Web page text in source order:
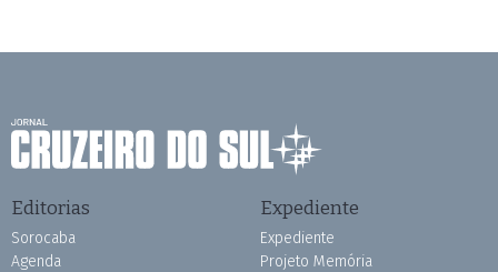
Editorias
Sorocaba
Agenda
Expediente
Expediente
Projeto Memória